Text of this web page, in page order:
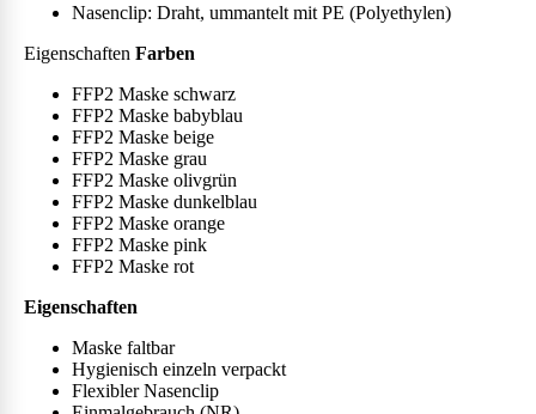
Nasenclip: Draht, ummantelt mit PE (Polyethylen)
Eigenschaften Farben
FFP2 Maske schwarz
FFP2 Maske babyblau
FFP2 Maske beige
FFP2 Maske grau
FFP2 Maske olivgrün
FFP2 Maske dunkelblau
FFP2 Maske orange
FFP2 Maske pink
FFP2 Maske rot
Eigenschaften
Maske faltbar
Hygienisch einzeln verpackt
Flexibler Nasenclip